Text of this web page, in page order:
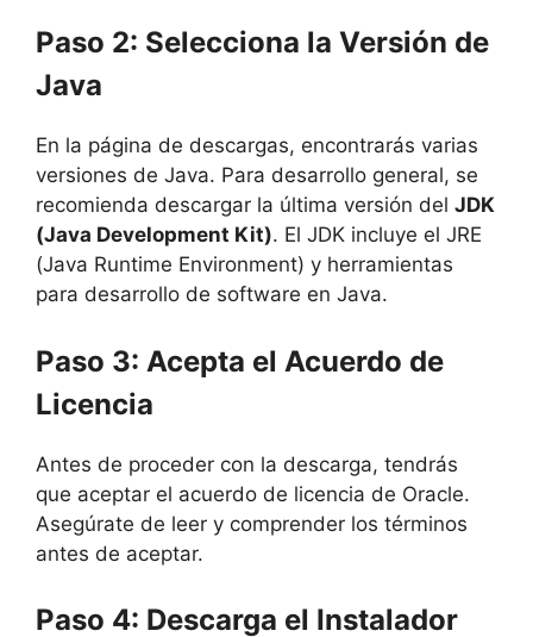
Paso 2: Selecciona la Versión de
Java
En la página de descargas, encontrarás varias
versiones de Java. Para desarrollo general, se
recomienda descargar la última versión del JDK
(Java Development Kit). El JDK incluye el JRE
(Java Runtime Environment) y herramientas
para desarrollo de software en Java.
Paso 3: Acepta el Acuerdo de
Licencia
Antes de proceder con la descarga, tendrás
que aceptar el acuerdo de licencia de Oracle.
Asegúrate de leer y comprender los términos
antes de aceptar.
Paso 4: Descarga el Instalador